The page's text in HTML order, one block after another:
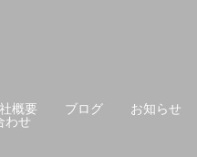
概要 ブログ
お知らせ
わせ